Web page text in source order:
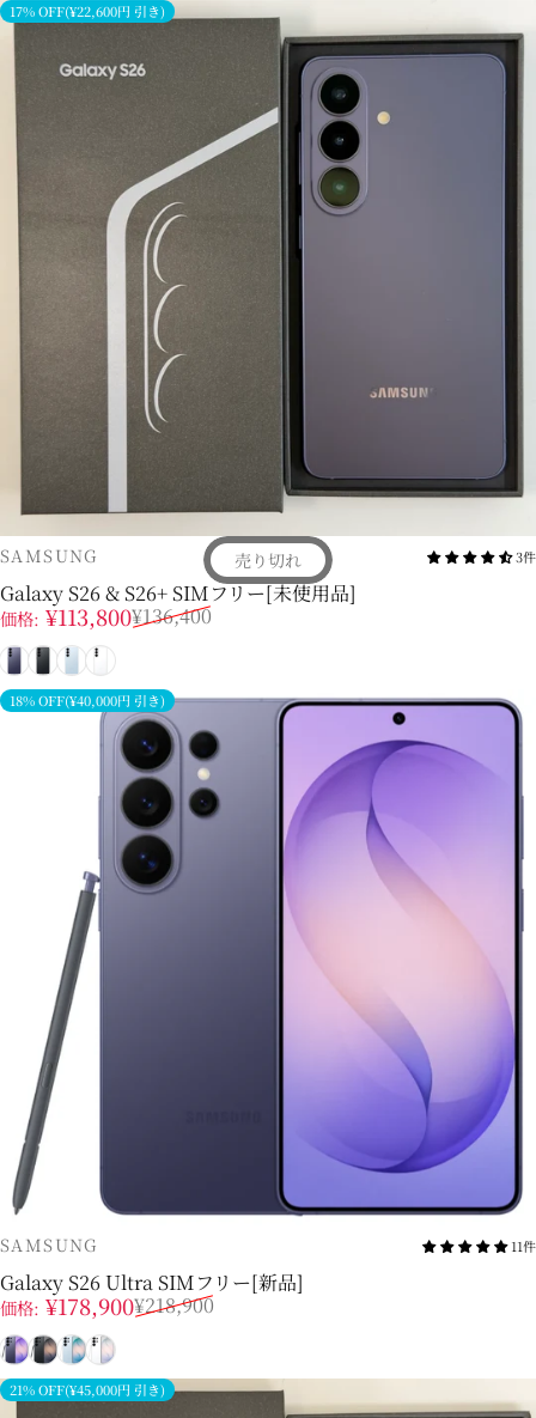
17% OFF(¥22,600円 引き)
売り切れ
販売業者
SAMSUNG 3件
Galaxy S26 & S26+ SIMフリー[未使用品]
販売価格
価格: ¥113,800
通常価格 ¥136,400
コバルトバイオレット
ブラック
スカイブルー
ホワイト
18% OFF(¥40,000円 引き)
販売業者
SAMSUNG 11件
Galaxy S26 Ultra SIMフリー[新品]
販売価格
価格: ¥178,900
通常価格 ¥218,900
コバルトバイオレット
ブラック
スカイブルー
ホワイト
21% OFF(¥45,000円 引き)